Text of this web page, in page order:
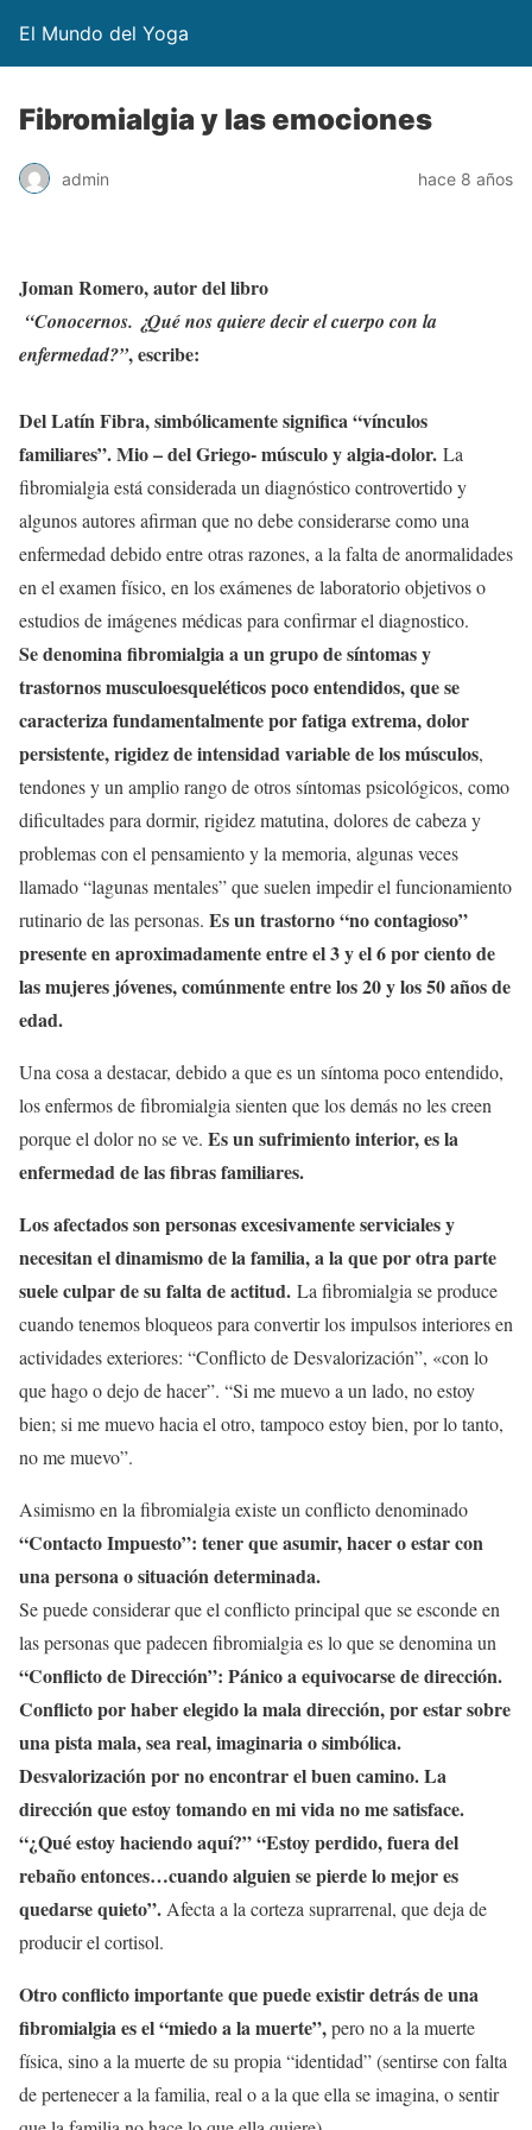
El Mundo del Yoga
Fibromialgia y las emociones
admin hace 8 años
Joman Romero, autor del libro
“Conocernos. ¿Qué nos quiere decir el cuerpo con la
enfermedad?”, escribe:
Del Latín Fibra, simbólicamente significa “vínculos
familiares”. Mio – del Griego- músculo y algia-dolor. La
fibromialgia está considerada un diagnóstico controvertido y
algunos autores afirman que no debe considerarse como una
enfermedad debido entre otras razones, a la falta de anormalidades
en el examen físico, en los exámenes de laboratorio objetivos o
estudios de imágenes médicas para confirmar el diagnostico.
Se denomina fibromialgia a un grupo de síntomas y
trastornos musculoesqueléticos poco entendidos, que se
caracteriza fundamentalmente por fatiga extrema, dolor
persistente, rigidez de intensidad variable de los músculos,
tendones y un amplio rango de otros síntomas psicológicos, como
dificultades para dormir, rigidez matutina, dolores de cabeza y
problemas con el pensamiento y la memoria, algunas veces
llamado “lagunas mentales” que suelen impedir el funcionamiento
rutinario de las personas. Es un trastorno “no contagioso”
presente en aproximadamente entre el 3 y el 6 por ciento de
las mujeres jóvenes, comúnmente entre los 20 y los 50 años de
edad.
Una cosa a destacar, debido a que es un síntoma poco entendido,
los enfermos de fibromialgia sienten que los demás no les creen
porque el dolor no se ve. Es un sufrimiento interior, es la
enfermedad de las fibras familiares.
Los afectados son personas excesivamente serviciales y
necesitan el dinamismo de la familia, a la que por otra parte
suele culpar de su falta de actitud. La fibromialgia se produce
cuando tenemos bloqueos para convertir los impulsos interiores en
actividades exteriores: “Conflicto de Desvalorización”, «con lo
que hago o dejo de hacer”. “Si me muevo a un lado, no estoy
bien; si me muevo hacia el otro, tampoco estoy bien, por lo tanto,
no me muevo”.
Asimismo en la fibromialgia existe un conflicto denominado
“Contacto Impuesto”: tener que asumir, hacer o estar con
una persona o situación determinada.
Se puede considerar que el conflicto principal que se esconde en
las personas que padecen fibromialgia es lo que se denomina un
“Conflicto de Dirección”: Pánico a equivocarse de dirección.
Conflicto por haber elegido la mala dirección, por estar sobre
una pista mala, sea real, imaginaria o simbólica.
Desvalorización por no encontrar el buen camino. La
dirección que estoy tomando en mi vida no me satisface.
“¿Qué estoy haciendo aquí?” “Estoy perdido, fuera del
rebaño entonces…cuando alguien se pierde lo mejor es
quedarse quieto”. Afecta a la corteza suprarrenal, que deja de
producir el cortisol.
Otro conflicto importante que puede existir detrás de una
fibromialgia es el “miedo a la muerte”,pero no a la muerte
física, sino a la muerte de su propia “identidad” (sentirse con falta
de pertenecer a la familia, real o a la que ella se imagina, o sentir